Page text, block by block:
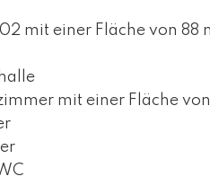
mit einer Fläche von 88
mit einer Fläche